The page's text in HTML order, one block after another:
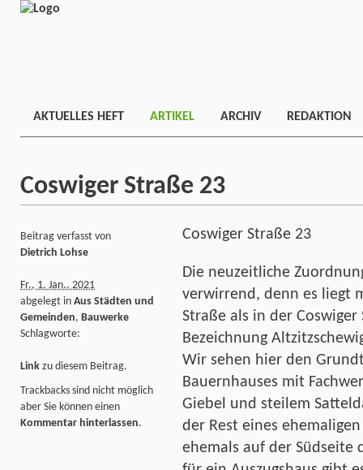
AKTUELLES HEFT ARTIKEL ARCHIV REDAKTION
Coswiger Straße 23
Coswiger Straße 23
Die neuzeitliche
verwirrend, denn es liegt
Straße als in der
Bezeichnung
Wir sehen hier den
Bauernhauses mit
Giebel und steilem
der Rest eines
ehemals auf der Südseite
Beitrag verfasst von
Dietrich Lohse
Fr., 1. Jan.. 2021
abgelegt in Aus Städten und
Gemeinden, Bauwerke
Schlagworte:
Link zu diesem Beitrag.
Trackbacks sind nicht möglich
aber Sie können einen
Kommentar hinterlassen.